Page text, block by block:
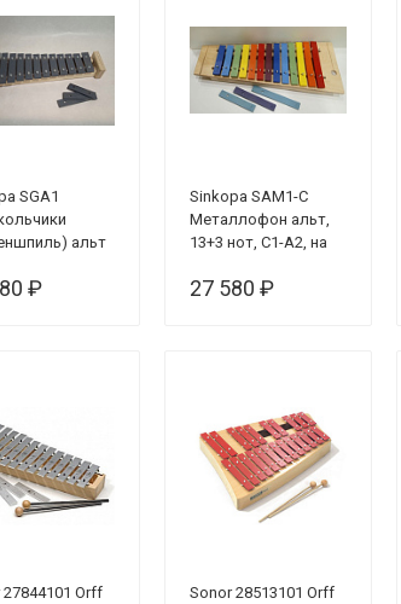
SGA1
альт
₽
Sinkopa SAM1-С
Металлофон альт,
13+3 нот, С1-A2, на
цветные пластины
27 580 ₽
Orff
Sonor 28513101 Orff